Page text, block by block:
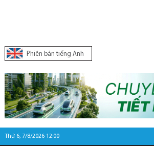
Phiên bản tiếng Anh
Thứ 6, 7/8/2026 12:00